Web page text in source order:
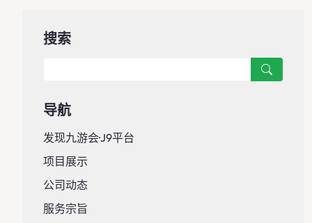
搜索
导航
发现九游会·J9平台
项目展示
公司动态
服务宗旨